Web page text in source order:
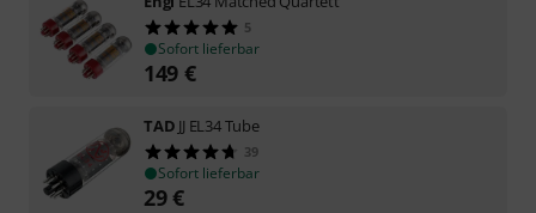
5
Sofort lieferbar
149 €
TAD JJ EL34 Tube
39
Sofort lieferbar
29€